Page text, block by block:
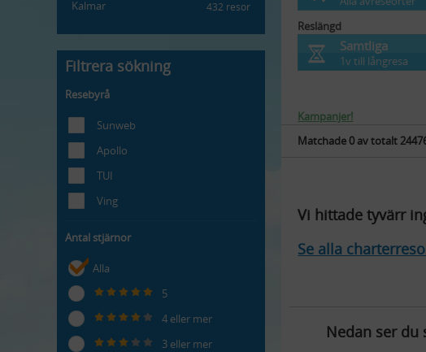
Reslängd
Samtliga
1v till långresa
Kampanjer!
Matchade 0 avtotalt
Vi hittade tyvärr
Se alla
Nedan ser
Kalmar 432 resor
Filtrera sökning
Resebyrå
Sunweb
Apollo
TUI
Ving
Antal stjärnor
Alla
5
4 eller mer
3 eller mer